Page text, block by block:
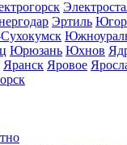
Эртиль
Юрюзань Юхнов
Яранск Яровое